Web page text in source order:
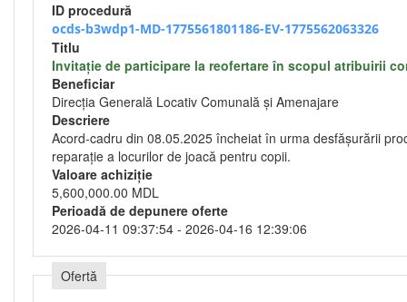
ID procedură
ocds-b3wdp1-MD-1775561801186-EV-1775562063326
Titlu
Invitație de participare la reofertare în scopul atribuirii
Beneficiar
Direcţia Generală Locativ Comunală şi Amenajare
Descriere
Acord-cadru din 08.05.2025 încheiat în urma desfășurării
reparație a locurilor de joacă pentru copii.
Valoare achiziție
5,600,000.00 MDL
Perioadă de depunere oferte
2026-04-11 09:37:54 - 2026-04-16 12:39:06
Ofertă